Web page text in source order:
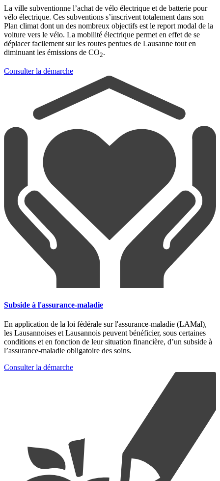
La ville subventionne l’achat de vélo électrique et de batterie pour
vélo électrique. Ces subventions s’inscrivent totalement dans son
Plan climat dont un des nombreux objectifs est le report modal de la
voiture vers le vélo. La mobilité électrique permet en effet de se
déplacer facilement sur les routes pentues de Lausanne tout en
diminuant les émissions de CO2.
Consulter la démarche
Subside à l'assurance-maladie
En application de la loi fédérale sur l'assurance-maladie (LAMal),
les Lausannoises et Lausannois peuvent bénéficier, sous certaines
conditions et en fonction de leur situation financière, d’un subside à
l’assurance-maladie obligatoire des soins.
Consulter la démarche